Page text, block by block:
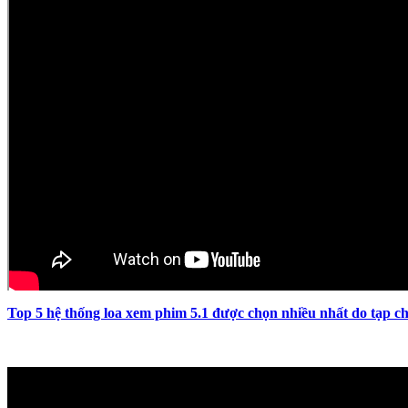
Top 5 hệ thống loa xem phim 5.1 được chọn nhiều nhất do tạp